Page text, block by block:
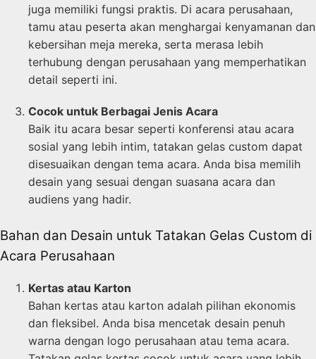
juga memiliki fungsi praktis. Di acara perusahaan,
tamu atau peserta akan menghargai kenyamanan dan
kebersihan meja mereka, serta merasa lebih
terhubung dengan perusahaan yang memperhatikan
detail seperti ini.
Cocok untuk Berbagai Jenis Acara
Baik itu acara besar seperti konferensi atau acara
sosial yang lebih intim, tatakan gelas custom dapat
disesuaikan dengan tema acara. Anda bisa memilih
desain yang sesuai dengan suasana acara dan
audiens yang hadir.
Bahan dan Desain untuk Tatakan Gelas Custom di
Acara Perusahaan
Kertas atau Karton
Bahan kertas atau karton adalah pilihan ekonomis
dan fleksibel. Anda bisa mencetak desain penuh
warna dengan logo perusahaan atau tema acara.